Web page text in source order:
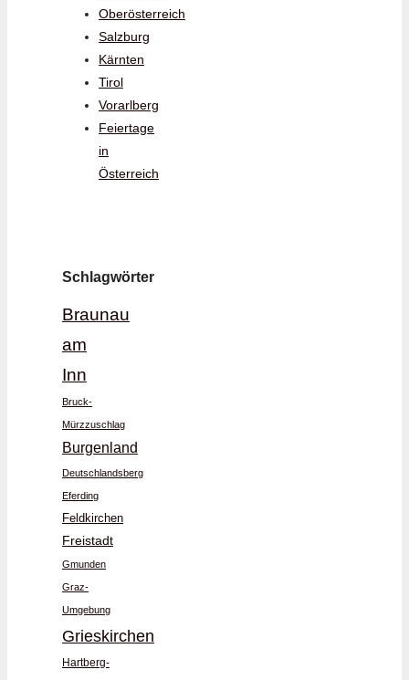
Oberösterreich
Salzburg
Kärnten
Tirol
Vorarlberg
Feiertage
in
Österreich
Schlagwörter
Braunau
am
Inn
Bruck-
Mürzzuschlag
Burgenland
Deutschlandsberg
Eferding
Feldkirchen
Freistadt
Gmunden
Graz-
Umgebung
Grieskirchen
Hartberg-